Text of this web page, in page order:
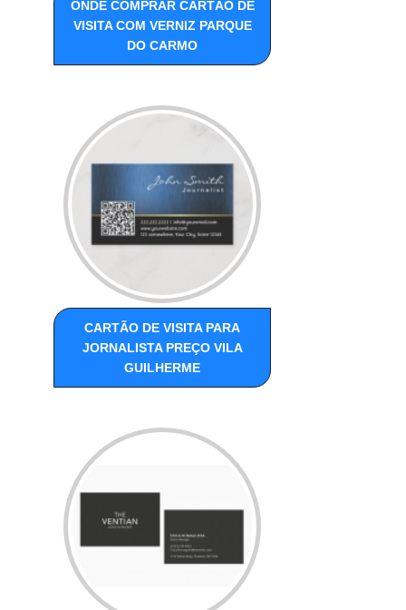
ONDE COMPRAR CARTÃO DE
VISITA COM VERNIZ PARQUE
DO CARMO
CARTÃO DE VISITA PARA
JORNALISTA PREÇO VILA
GUILHERME